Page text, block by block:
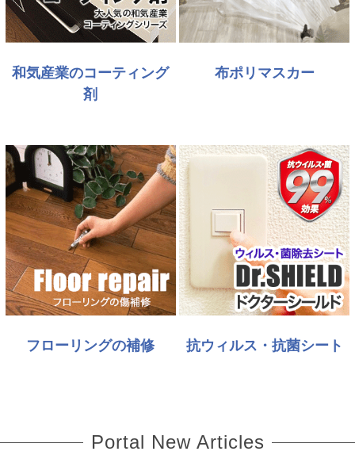
和気産業のコーティング
剤
布ポリマスカー
フローリングの補修 抗ウィルス・抗菌シート
Portal New Articles